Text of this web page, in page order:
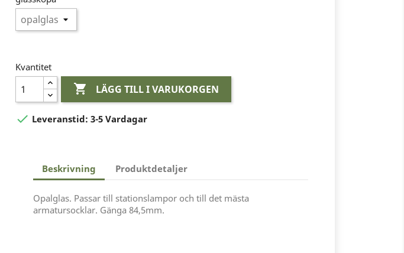
Kvantitet
 LÄGG TILL I VARUKORGEN
 Leveranstid: 3-5 Vardagar
Beskrivning Produktdetaljer
Opalglas. Passar till stationslampor och till det mästa
armatursocklar. Gänga 84,5mm.